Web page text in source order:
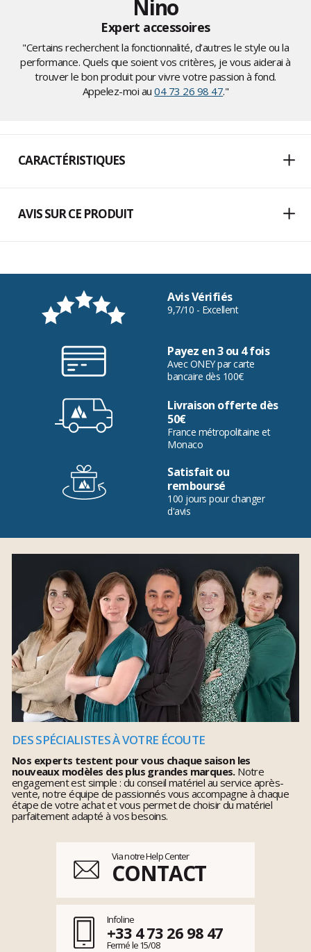
Nino
Expert accessoires
"Certains recherchent la fonctionnalité, d’autres le style ou la
performance. Quels que soient vos critères, je vous aiderai à
trouver le bon produit pour vivre votre passion à fond.
Appelez-moi au04 73 26 98 47."
CARACTÉRISTIQUES
AVIS SUR CE PRODUIT
Avis Vérifiés
9,7/10 - Excellent
Payez en 3 ou 4 fois
Avec ONEY par carte
bancaire dès 100€
Livraison offerte dès
50€
France métropolitaine et
Monaco
Satisfait ou
remboursé
100 jours pour changer
d'avis
DES SPÉCIALISTES À VOTRE ÉCOUTE
Nos experts testent pour vous chaque saison les
nouveaux modèles des plus grandes marques.Notre
engagement est simple : du conseil matériel au service après-
vente, notre équipe de passionnés vous accompagne à chaque
étape de votre achat et vous permet de choisir du matériel
parfaitement adapté à vos besoins.
Via notre Help Center
CONTACT
Infoline
+33 4 73 26 98 47
Fermé le 15/08